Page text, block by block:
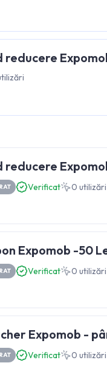
reducere
reducere
Verificat 0 utilizări
Expomob -50
Verificat 0 utilizări
Expomob -
Verificat 0 utilizări